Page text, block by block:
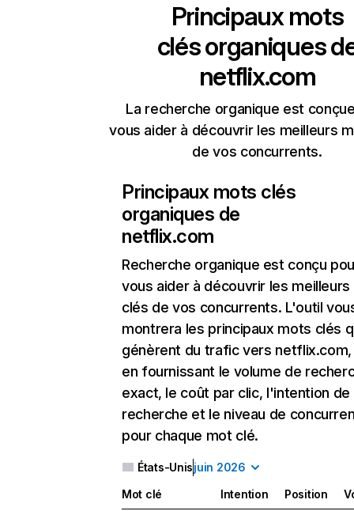
Principaux mots
clés organiques
netflix.com
La recherche organique est
vous aider à découvrir les meilleurs
de vos concurrents.
Principaux mots clés
organiques de
netflix.com
Recherche organique est conçu
vous aider à découvrir les
clés de vos concurrents. L'outil
montrera les principaux mots clés
génèrent du trafic vers
en fournissant le volume de
exact, le coût par clic, l'intention de
recherche et le niveau de
pour chaque mot clé.
États-Unisjuin 2026
Mot clé Intention Position